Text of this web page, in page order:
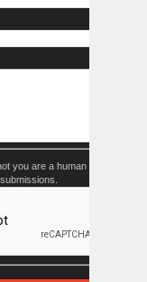
you are a human